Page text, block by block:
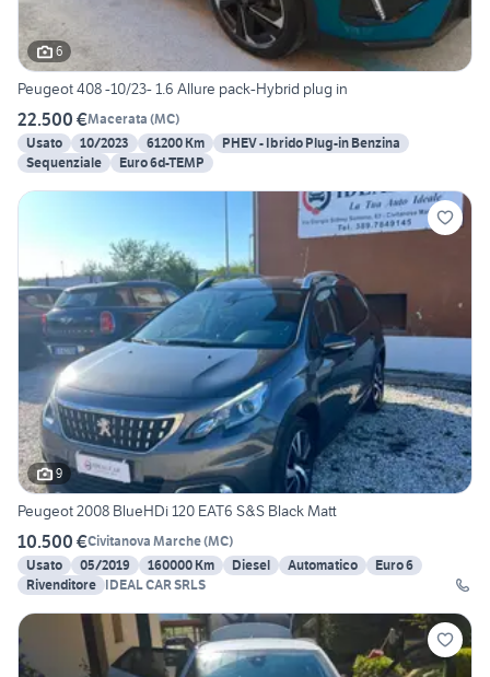
6
Peugeot 408 -10/23- 1.6 Allure pack-Hybrid plug in
22.500 €Macerata (MC)
Usato
10/2023 61200 Km
PHEV - Ibrido Plug-in Benzina
Sequenziale
Euro 6d-TEMP
9
Peugeot 2008 BlueHDi 120 EAT6 S&S Black Matt
10.500 €Civitanova Marche(MC)
Usato
05/2019 160000 Km Diesel Automatico
Euro 6
Rivenditore IDEAL CAR SRLS